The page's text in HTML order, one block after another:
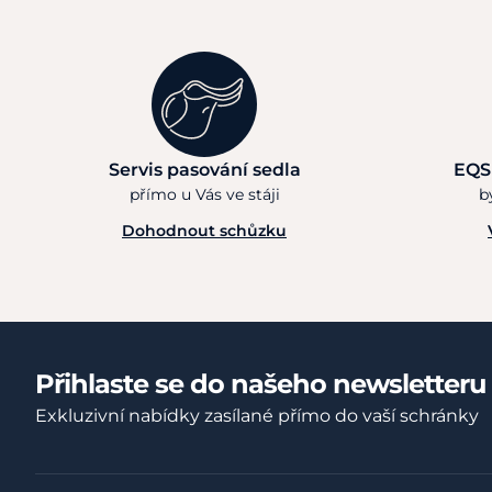
Servis pasování sedla
přímo u Vás ve stáji
Dohodnout schůzku
Přihlaste se do našeho newsletteru
Exkluzivní nabídky zasílané přímo do vaší schránky